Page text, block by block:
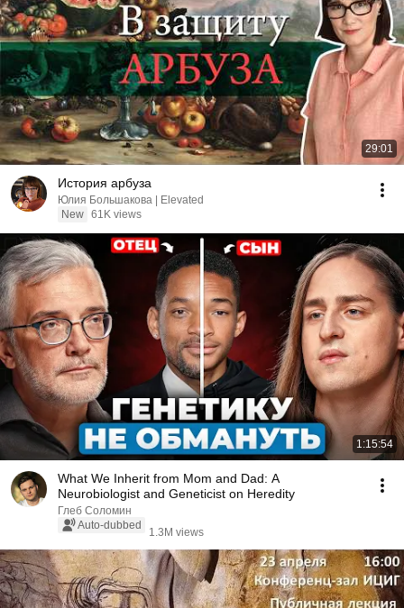
29:01
История арбуза
Юлия Большакова | Elevated
New 61K views
1:15:54
What We Inherit from Mom and Dad: A
Neurobiologist and Geneticist on Heredity
Глеб Соломин
Auto-dubbed
1.3M views